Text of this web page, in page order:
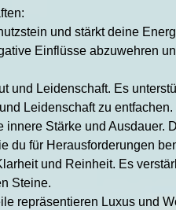
und stärkt deine
Einflüsse abzuwehren
und Leidenschaft. Es
Leidenschaft zu entfachen.
innere Stärke und Ausdauer.
du für Herausforderungen
und Reinheit. Es
Steine.
repräsentieren Luxus und